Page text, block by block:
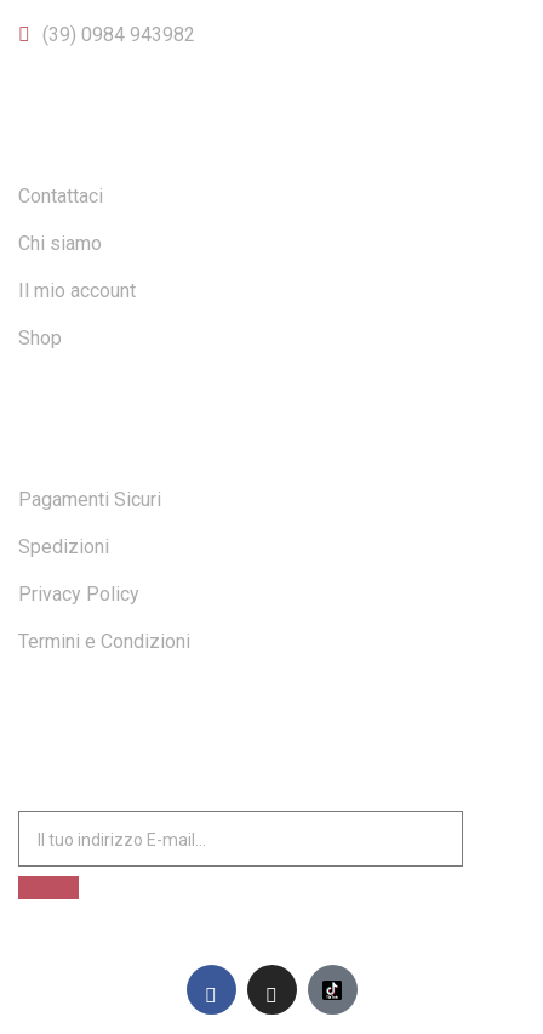
(39) 0984 943982
Contattaci
Chi siamo
Il mio account
Shop
Pagamenti Sicuri
Spedizioni
Privacy Policy
Termini e Condizioni